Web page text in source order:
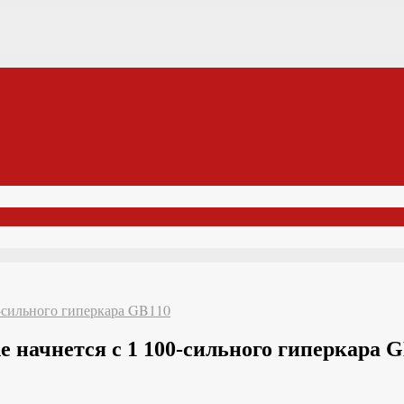
гиперкара GB110
с 1 100-сильного гиперкара